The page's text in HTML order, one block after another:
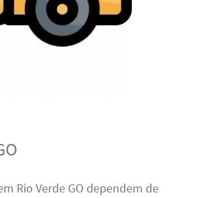
Rio Verde GO dependem de